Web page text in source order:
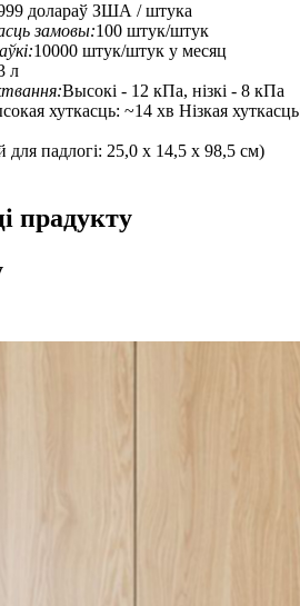
долараў ЗША / штука
замовы:100 штук/штук
10000 штук/штук у месяц
л
Высокі - 12 кПа, нізкі - 8 кПа
хуткасць: ~14 хв Нізкая
для падлогі: 25,0 x 14,5 x 98,5 см)
прадукту